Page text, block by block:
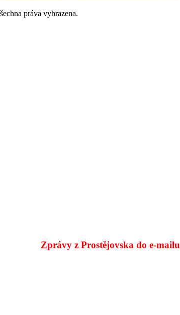
práva vyhrazena.
Zprávy z Prostějovska do e‑mailu